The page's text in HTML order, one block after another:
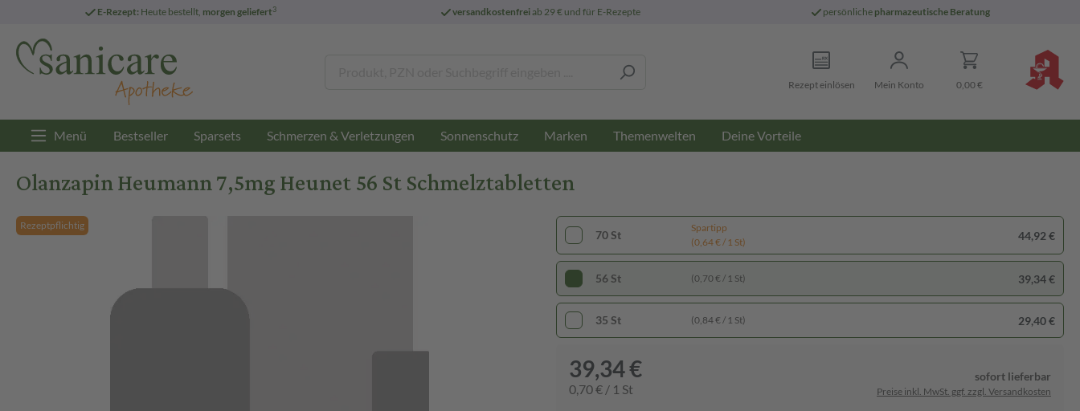
E-Rezept: Heute bestellt, morgen geliefert3 versandkostenfreiab 29 € und für E-Rezepte persönliche pharmazeutische Beratung
Rezept einlösen Mein Konto 0,00 €
Menü Bestseller Sparsets Schmerzen & Verletzungen Sonnenschutz Marken Themenwelten Deine Vorteile
Olanzapin Heumann 7,5mg Heunet 56 St Schmelztabletten
Rezeptpflichtig
70 St
Spartipp
(0,64 € / 1 St)
44,92 €
56 St (0,70 € / 1 St) 39,34 €
35 St (0,84 € / 1 St) 29,40 €
39,34 €
0,70 € / 1 St
sofort lieferbar
Preise inkl. MwSt. ggf. zzgl. Versandkosten